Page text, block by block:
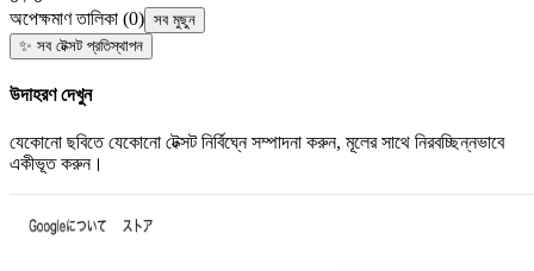
অপেক্ষমাণ তালিকা (0) সব মুছুন
✨ সব টেক্সট প্রতিস্থাপন
উদাহরণ দেখুন
যেকোনো ছবিতে যেকোনো টেক্সট নির্বিঘ্নে সম্পাদনা করুন, মূলের সাথে নিরবচ্ছিন্নভাবে
একীভূত করুন।